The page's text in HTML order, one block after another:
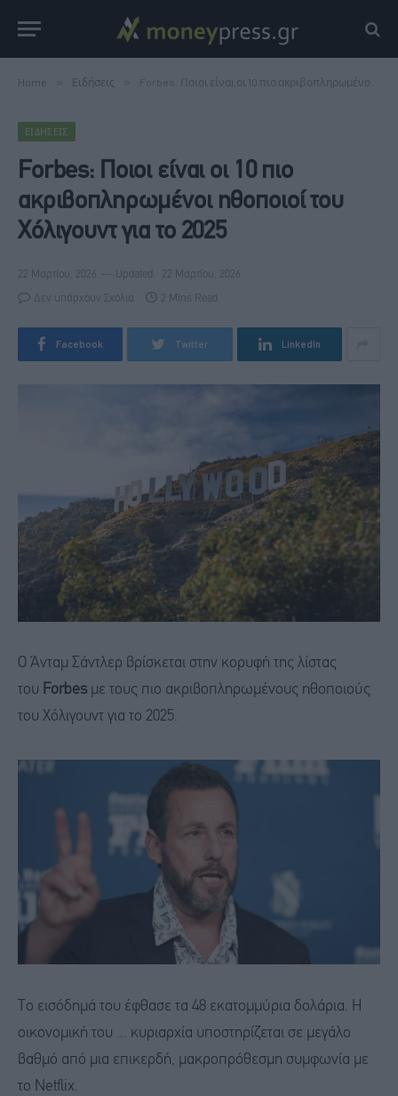
Home Ειδήσεις Forbes: Ποιοι είναι οι 10 πιο ακριβοπληρωμένοι ηθοποιοί του Χόλιγουντ για το 2025
ΕΙΔΉΣΕΙΣ
Forbes: Ποιοι είναι οι 10 πιο
ακριβοπληρωμένοι ηθοποιοί του
Χόλιγουντ για το 2025
22 Μαρτίου, 2026 Updated: 22 Μαρτίου, 2026
Δεν υπάρχουν Σχόλια 2 Mins Read
Facebook Twitter LinkedIn
Ο Άνταμ Σάντλερ βρίσκεται στην κορυφή της λίστας
του Forbes με τους πιο ακριβοπληρωμένους ηθοποιούς
του Χόλιγουντ για το 2025.
Το εισόδημά του έφθασε τα 48 εκατομμύρια δολάρια. Η
οικονομική του ... κυριαρχία υποστηρίζεται σε μεγάλο
βαθμό από μια επικερδή, μακροπρόθεσμη συμφωνία με
το Netflix.